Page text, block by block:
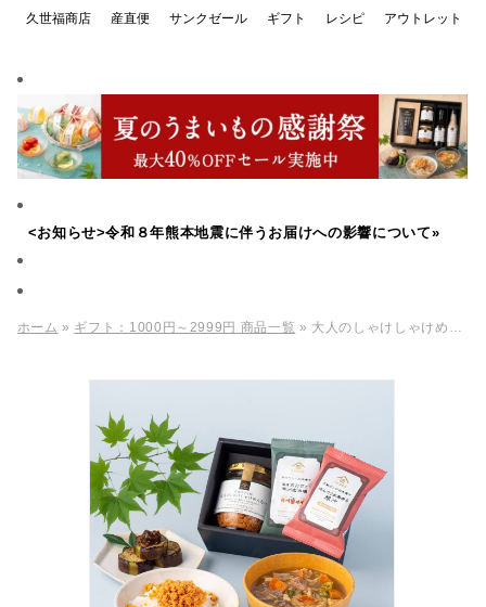
久世福商店 産直便 サンクゼール ギフト レシピ アウトレット
<お知らせ>令和８年熊本地震に伴うお届けへの影響について»
ホーム » ギフト：1000円～2999円 商品一覧 » 大人のしゃけしゃけめんたいとお味噌汁のギフト